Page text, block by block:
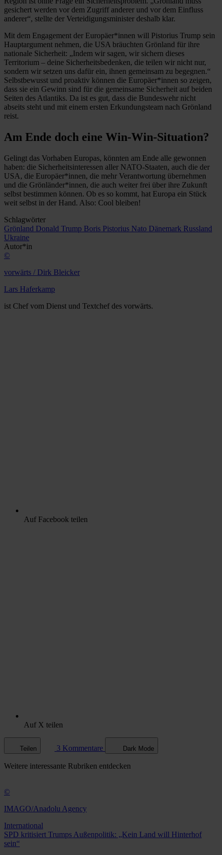
gesichert werden vor dem Zugriff anderer und vor dem Einfluss
anderer“, stellte der Verteidigungsminister deshalb klar.
Mit dem Engagement der Europäer*innen will Pistorius Trump sein
Hauptargument nehmen, die USA bräuchten Grönland für ihre
nationale Sicherheit: „Indem wir sagen, wir sichern dieses
Territorium – deine Sicherheitsbedenken, die teilen wir nicht nur,
sondern wir setzen uns dafür ein, ihnen gemeinsam zu begegnen.“
Selbstbewusst und proaktiv können die Europäer*innen so zeigen,
dass sie ein Gewinn sind für die gemeinsame Sicherheit auf beiden
Seiten des Atlantiks. Da ist es gut, dass die Bundeswehr nicht
abseits steht und mit einem ersten Erkundungsteam nach Grönland
reist.
Am Ende doch eine Win-Win-Situation?
Gelingt das Vorhaben Europas, könnten am Ende alle gewonnen
haben: die Sicherheitsinteressen aller NATO-Staaten, auch die der
USA, die Europäer*innen, die mehr Verantwortung übernehmen
und die Grönländer*innen, die auch weiter frei über ihre Zukunft
selbst bestimmen können. Ob es so kommt, hat Europa ein Stück
weit selbst in der Hand. Also: Cool bleiben!
Schlagwörter
Grönland Donald Trump Boris Pistorius Nato Dänemark Russland
Ukraine
Autor*in
©
vorwärts / Dirk Bleicker
Lars Haferkamp
ist Chef vom Dienst und Textchef des vorwärts.
Auf Facebook teilen
Auf X teilen
Teilen 3 Kommentare Dark Mode
Weitere interessante Rubriken entdecken
©
IMAGO/Anadolu Agency
International
SPD kritisiert Trumps Außenpolitik: „Kein Land will Hinterhof
sein“